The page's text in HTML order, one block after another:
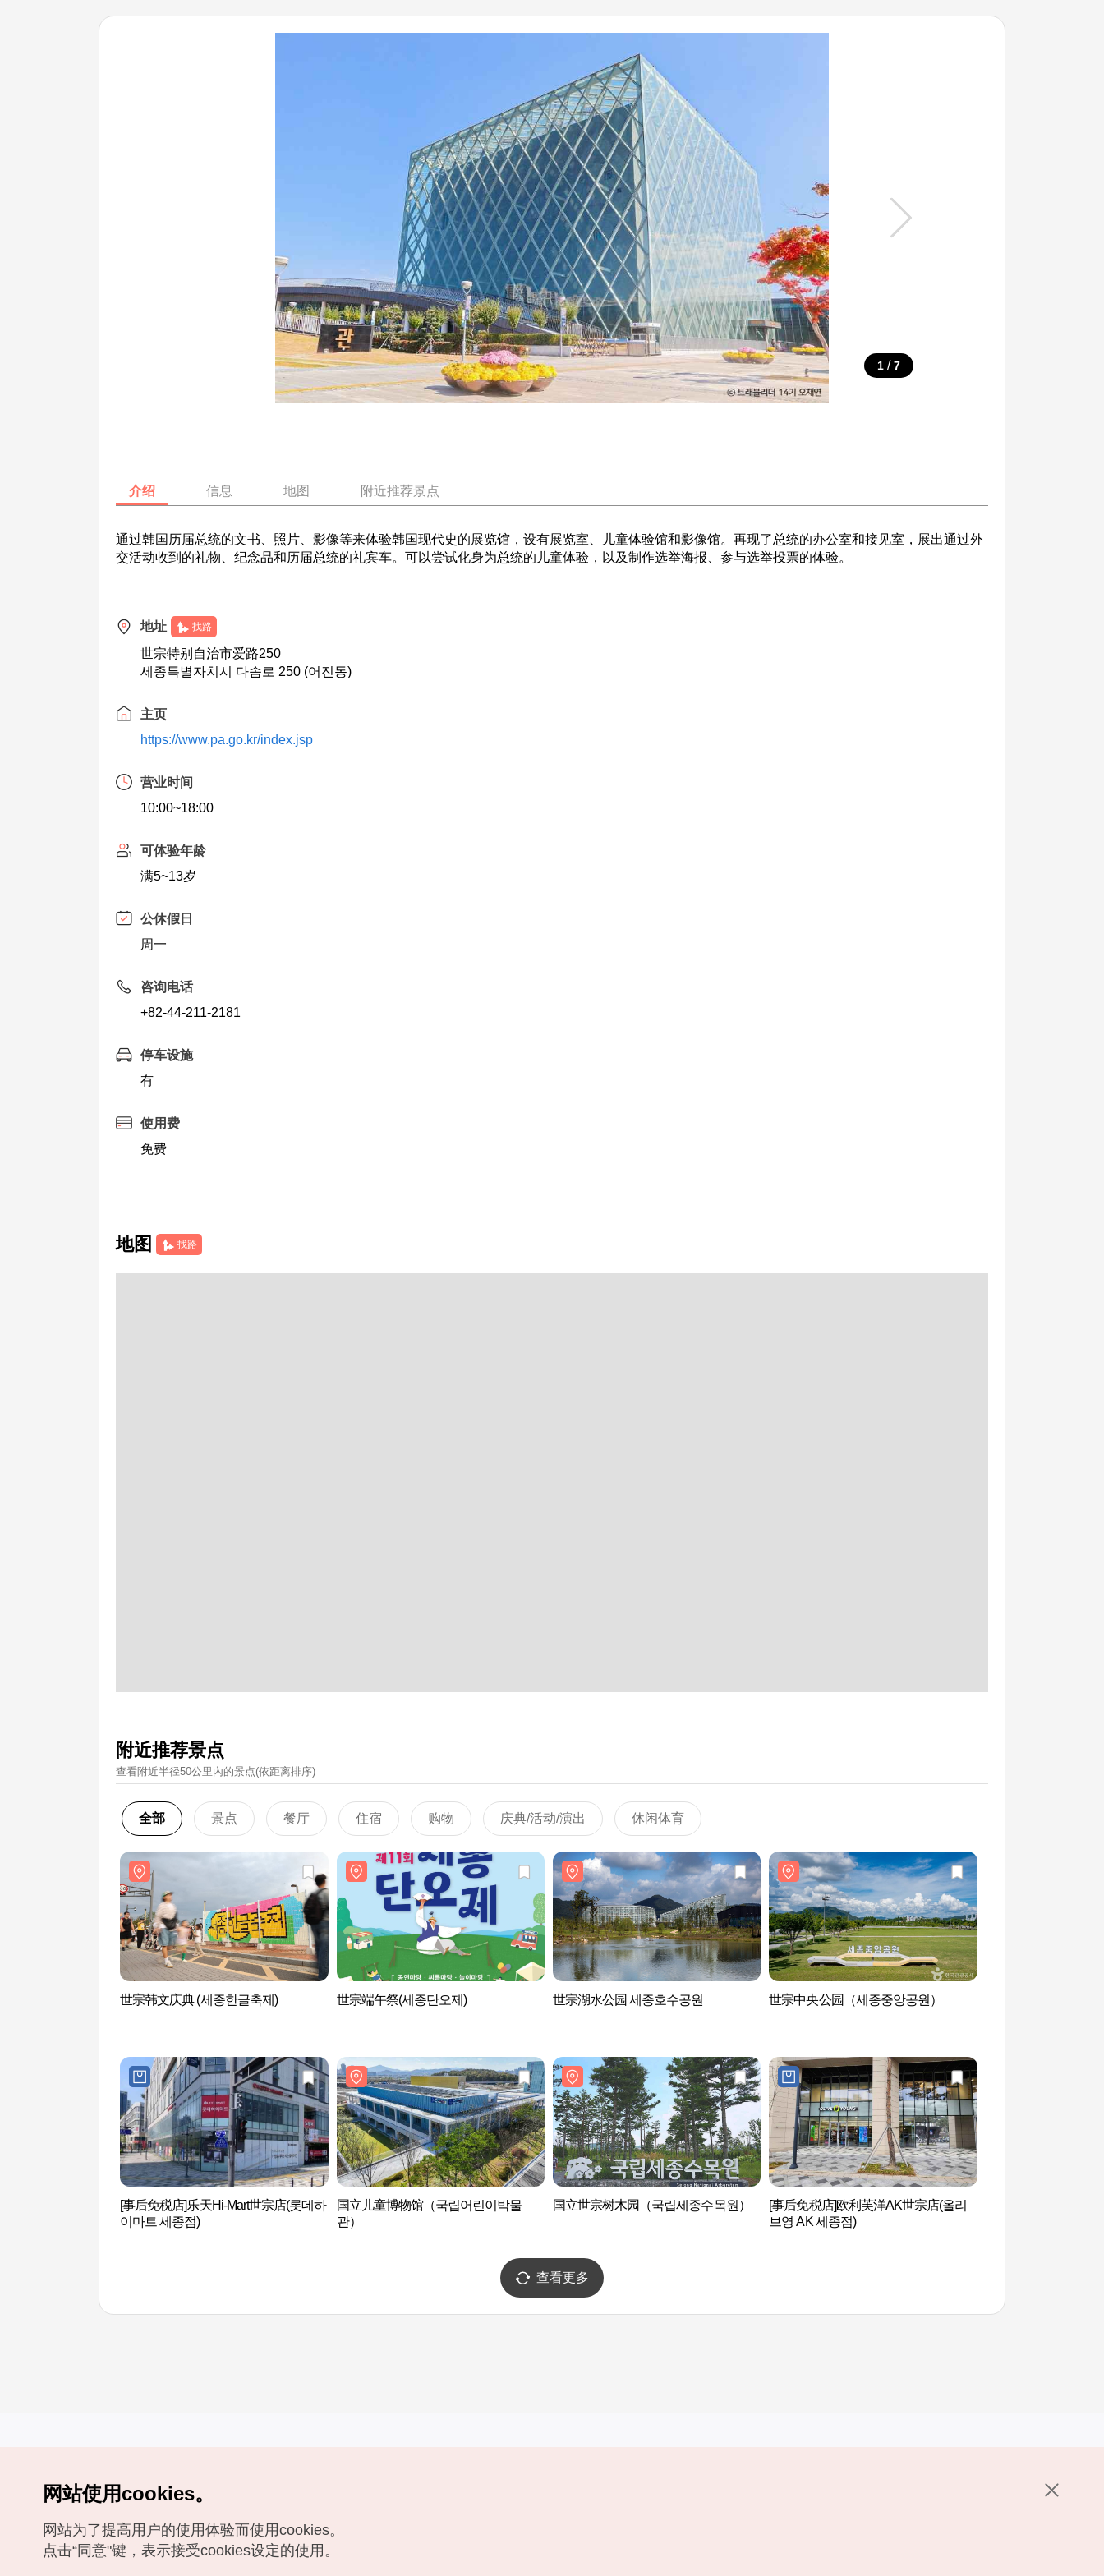
1 / 7
介绍 信息 地图 附近推荐景点
通过韩国历届总统的文书、照片、影像等来体验韩国现代史的展览馆，设有展览室、儿童体验馆和影像馆。再现了总统的办公室和接见室，展出通过外
交活动收到的礼物、纪念品和历届总统的礼宾车。可以尝试化身为总统的儿童体验，以及制作选举海报、参与选举投票的体验。
地址 找路
世宗特别自治市爱路250
세종특별자치시 다솜로 250 (어진동)
主页
https://www.pa.go.kr/index.jsp
营业时间
10:00~18:00
可体验年龄
满5~13岁
公休假日
周一
咨询电话
+82-44-211-2181
停车设施
有
使用费
免费
地图 找路
附近推荐景点
查看附近半径50公里內的景点(依距离排序)
全部 景点 餐厅 住宿 购物 庆典/活动/演出 休闲体育
世宗韩文庆典 (세종한글축제) 世宗端午祭(세종단오제) 世宗湖水公园 세종호수공원 世宗中央公园（세종중앙공원）
[事后免税店]乐天Hi-Mart世宗店(롯데하
이마트 세종점)
国立儿童博物馆（국립어린이박물
관）
国立世宗树木园（국립세종수목원）
[事后免税店]欧利芙洋AK世宗店(올리
브영 AK 세종점)
查看更多
如有相关疑问或建议，欢迎来信。VISITKOREA官方邮箱
chnsim@knto.or.kr
网站使用cookies。
网站为了提高用户的使用体验而使用cookies。
点击“同意"键，表示接受cookies设定的使用。